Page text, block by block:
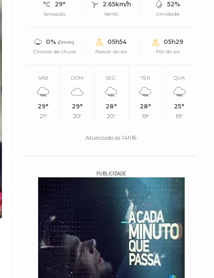
29°
Sensação
2.65km/h
Vento
52%
Umidade
0% (0mm)
Chance de chuva
05h54
Nascer do sol
05h29
Pôr do sol
SÁB
29°
21°
DOM
29°
20°
SEG
28°
20°
TER
28°
19°
QUA
25°
19°
Atualizado às 14h16
PUBLICIDADE